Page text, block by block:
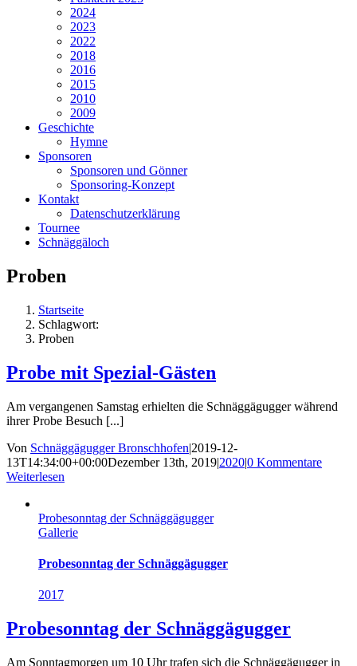
2024
2023
2022
2018
2016
2015
2010
2009
Geschichte
Hymne
Sponsoren
Sponsoren und Gönner
Sponsoring-Konzept
Kontakt
Datenschutzerklärung
Tournee
Schnäggäloch
Proben
Startseite
Schlagwort:
Proben
Probe mit Spezial-Gästen
Am vergangenen Samstag erhielten die Schnäggägugger während
ihrer Probe Besuch [...]
Von Schnäggägugger Bronschhofen|2019-12-
13T14:34:00+00:00Dezember 13th, 2019|2020|0 Kommentare
Weiterlesen
Probesonntag der Schnäggägugger
Gallerie
Probesonntag der Schnäggägugger
2017
Probesonntag der Schnäggägugger
Am Sonntagmorgen um 10 Uhr trafen sich die Schnäggägugger in